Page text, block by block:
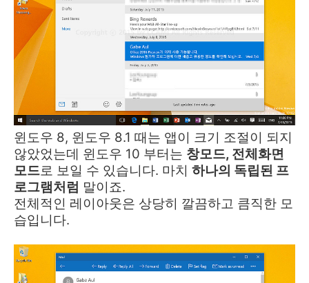
윈도우 8, 윈도우 8.1 때는 앱이 크기 조절이 되지
않았었는데 윈도우 10 부터는 창모드, 전체화면
모드로 보일 수 있습니다. 마치 하나의 독립된 프
로그램처럼 말이죠.
전체적인 레이아웃은 상당히 깔끔하고 큼직한 모
습입니다.